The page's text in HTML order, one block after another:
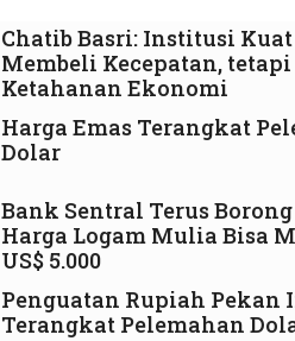
Chatib Basri: Institusi
Membeli Kecepatan, tetapi
Ketahanan Ekonomi
Harga Emas Terangkat
Dolar
Bank Sentral Terus Borong
Harga Logam Mulia Bisa
US$ 5.000
Penguatan Rupiah Pekan
Terangkat Pelemahan